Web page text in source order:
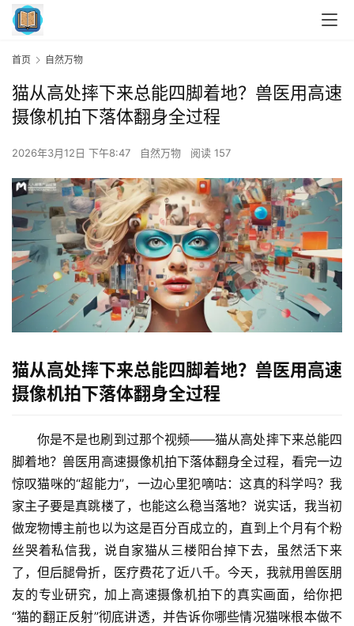
首页 自然万物
猫从高处摔下来总能四脚着地？兽医用高速
摄像机拍下落体翻身全过程
2026年3月12日 下午8:47 自然万物 阅读 157
猫从高处摔下来总能四脚着地？兽医用高速
摄像机拍下落体翻身全过程
你是不是也刷到过那个视频——猫从高处摔下来总能四
脚着地？兽医用高速摄像机拍下落体翻身全过程，看完一边
惊叹猫咪的“超能力”，一边心里犯嘀咕：这真的科学吗？我
家主子要是真跳楼了，也能这么稳当落地？说实话，我当初
做宠物博主前也以为这是百分百成立的，直到上个月有个粉
丝哭着私信我，说自家猫从三楼阳台掉下去，虽然活下来
了，但后腿骨折，医疗费花了近八千。今天，我就用兽医朋
友的专业研究，加上高速摄像机拍下的真实画面，给你把
“猫的翻正反射”彻底讲透，并告诉你哪些情况猫咪根本做不